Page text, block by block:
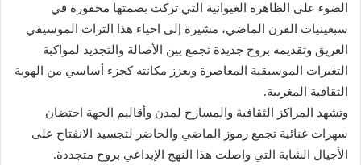
الضوء على الظاهرة الغيوانية التي تركت بصمتها محفورة في
سبعينيات القرن الماضي، مشيرة إلى احياء هذا التراث الموسيقي
العريق وتقديمه بروح جديدة تجمع بين الأصالة والتجديد لمواكبة
التغيرات الموسيقية المعاصرة ويعزز مكانته كجزء أساسي من الهوية
الثقافية المغربية.
وتشهد المراكز الثقافية والمسارح لمدن وأقاليم الجهة احتضان
سهرات غنائية تجمع رموز الماضي والحاضر لتجسيد الانفتاح على
الأجيال الشابة التي واصلت هذا النهج الإبداعي بروح متجددة.